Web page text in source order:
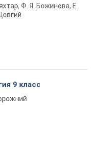
Ф. Я. Божинова, Е.
9 класс